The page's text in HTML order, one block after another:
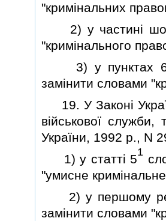
"кримiнальних
2) у частинi
"кримiнального
3) у пунктах 6 i
замiнити словами
19. У Законi
вiйськової
України, 1992 р., N
1) у статтi 51
"умисне
2) у першому
замiнити словами